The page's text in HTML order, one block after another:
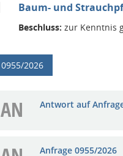
Baum- und
Beschluss: zur Kenntnis
0955/2026
AN Antwort auf
Anfrage 0955/2026